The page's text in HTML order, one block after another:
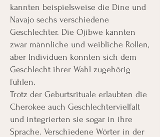
kannten beispielsweise die Dine und
Navajo sechs verschiedene
Geschlechter. Die Ojibwe kannten
zwar männliche und weibliche Rollen,
aber Individuen konnten sich dem
Geschlecht ihrer Wahl zugehörig
fühlen.
Trotz der Geburtsrituale erlaubten die
Cherokee auch Geschlechtervielfalt
und integrierten sie sogar in ihre
Sprache. Verschiedene Wörter in der